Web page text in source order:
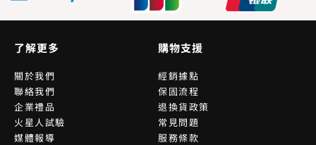
了解更多
關於我們
聯絡我們
企業禮品
火星人試驗
媒體報導
購物支援
經銷據點
保固流程
退換貨政策
常見問題
服務條款